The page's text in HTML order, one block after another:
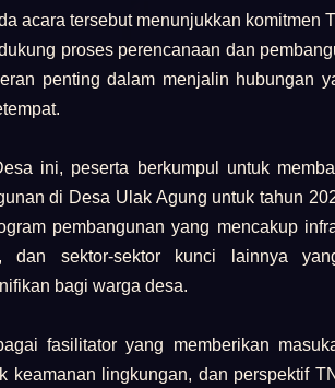
acara tersebut menunjukkan komitmen
proses perencanaan dan
penting dalam menjalin hubungan
ini, peserta berkumpul untuk
di Desa Ulak Agung untuk tahun
pembangunan yang mencakup
dan sektor-sektor kunci lainnya
bagi warga desa.
fasilitator yang memberikan
keamanan lingkungan, dan perspektif